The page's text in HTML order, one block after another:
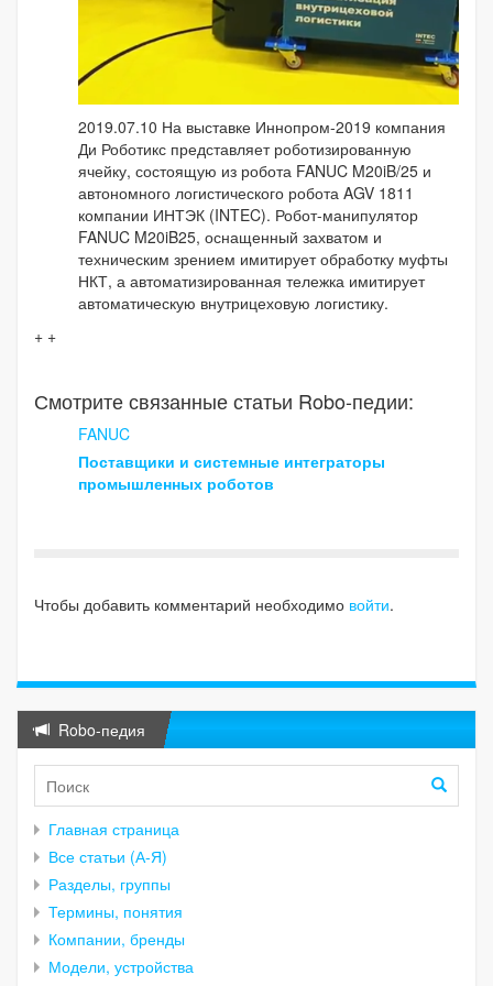
2019.07.10 На выставке Иннопром-2019 компания
Ди Роботикс представляет роботизированную
ячейку, состоящую из робота FANUC M20iB/25 и
автономного логистического робота AGV 1811
компании ИНТЭК (INTEC). Робот-манипулятор
FANUC M20iB25, оснащенный захватом и
техническим зрением имитирует обработку муфты
НКТ, а автоматизированная тележка имитирует
автоматическую внутрицеховую логистику.
+ +
Смотрите связанные статьи Robo-педии:
FANUC
Поставщики и системные интеграторы
промышленных роботов
Чтобы добавить комментарий необходимо войти.
Robo-педия
Главная страница
Все статьи (А-Я)
Разделы, группы
Термины, понятия
Компании, бренды
Модели, устройства